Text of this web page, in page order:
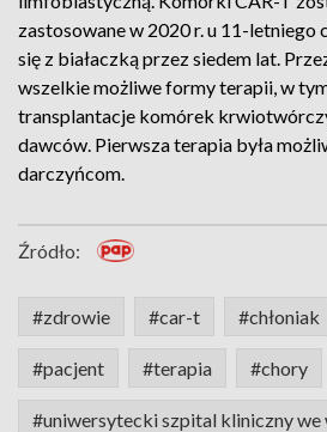
zastosowane w 2020 r. u 11-letniego
się z białaczką przez siedem lat.
wszelkie możliwe formy terapii, w
transplantacje komórek
dawców. Pierwsza terapia była
darczyńcom.
Źródło:
#zdrowie #car-t #chłoniak
#pacjent #terapia #chory
#uniwersytecki szpital kliniczny we